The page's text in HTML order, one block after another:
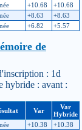
+10.68
+10.68
+8.63
+8.63
+6.82 +5.57
de
: 1d
hybride : avant :
Var
Var
Hybride
+10.38
+10.38